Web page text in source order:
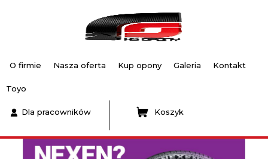
O firmie Nasza oferta Kup opony Galeria Kontakt
Toyo
Dla pracowników Koszyk